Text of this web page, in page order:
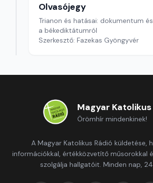
Olvasójegy
Trianon és hatásai: dokumentum
a békediktátumról
Szerkesztő: Fazekas Gyöngyvér
Magyar Katolikus
Örömhír mindenkinek!
A Magyar Katolikus Rádió küldetése,
információkkal, értékközvetítő műsorokkal
szolgálja hallgatóit. Minden nap,